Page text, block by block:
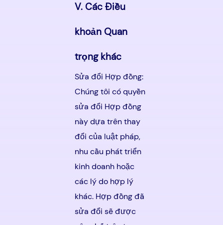
V. Các Điều
khoản Quan
trọng khác
Sửa đổi Hợp đồng:
Chúng tôi có quyền
sửa đổi Hợp đồng
này dựa trên thay
đổi của luật pháp,
nhu cầu phát triển
kinh doanh hoặc
các lý do hợp lý
khác. Hợp đồng đã
sửa đổi sẽ được